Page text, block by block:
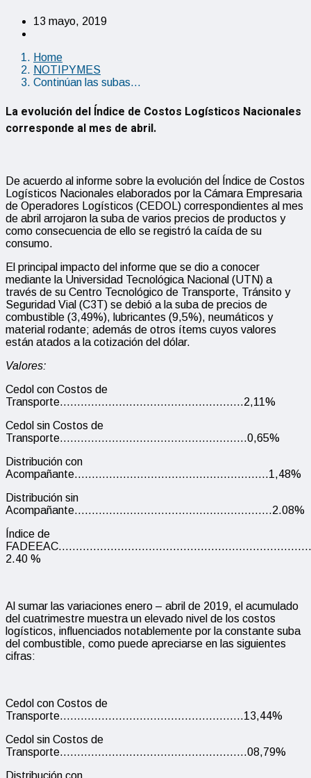
13 mayo, 2019
Home
NOTIPYMES
Continúan las subas…
La evolución del Índice de Costos Logísticos Nacionales
corresponde al mes de abril.
De acuerdo al informe sobre la evolución del Índice de Costos
Logísticos Nacionales elaborados por la Cámara Empresaria
de Operadores Logísticos (CEDOL) correspondientes al mes
de abril arrojaron la suba de varios precios de productos y
como consecuencia de ello se registró la caída de su
consumo.
El principal impacto del informe que se dio a conocer
mediante la Universidad Tecnológica Nacional (UTN) a
través de su Centro Tecnológico de Transporte, Tránsito y
Seguridad Vial (C3T) se debió a la suba de precios de
combustible (3,49%), lubricantes (9,5%), neumáticos y
material rodante; además de otros ítems cuyos valores
están atados a la cotización del dólar.
Valores:
Cedol con Costos de
Transporte……………………………………………..2,11%
Cedol sin Costos de
Transporte………………………………………………0,65%
Distribución con
Acompañante………………………………………………..1,48%
Distribución sin
Acompañante…………………………………………………2.08%
Índice de
2.40 %
Al sumar las variaciones enero – abril de 2019, el acumulado
del cuatrimestre muestra un elevado nivel de los costos
logísticos, influenciados notablemente por la constante suba
del combustible, como puede apreciarse en las siguientes
cifras:
Cedol con Costos de
Transporte……………………………………………..13,44%
Cedol sin Costos de
Transporte………………………………………………08,79%